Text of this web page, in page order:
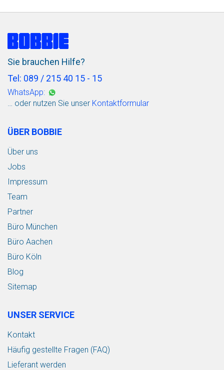
Sie brauchen Hilfe?
Tel: 089 / 215 40 15 - 15
WhatsApp:
… oder nutzen Sie unser Kontaktformular
ÜBER BOBBIE
Über uns
Jobs
Impressum
Team
Partner
Büro München
Büro Aachen
Büro Köln
Blog
Sitemap
UNSER SERVICE
Kontakt
Häufig gestellte Fragen (FAQ)
Lieferant werden